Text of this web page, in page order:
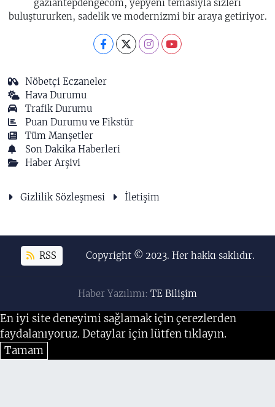
gaziantepdengecom, yepyeni temasıyla sizleri
buluştururken, sadelik ve modernizmi bir araya getiriyor.
Nöbetçi Eczaneler
Hava Durumu
Trafik Durumu
Puan Durumu ve Fikstür
Tüm Manşetler
Son Dakika Haberleri
Haber Arşivi
Gizlilik Sözleşmesi İletişim
RSS Copyright © 2023. Her hakkı saklıdır.
Haber Yazılımı: TE Bilişim
En iyi site deneyimi sağlamak için çerezlerden
faydalanıyoruz. Detaylar için lütfen tıklayın.
Tamam